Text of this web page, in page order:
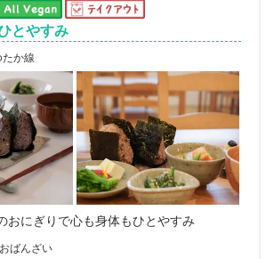
とやすみ
か線
おにぎりで心も身体もひとやすみ
ばんざい